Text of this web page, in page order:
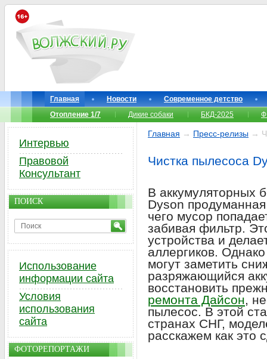
Главная Новости
Современное детство
Отопление 1/7
Дикие собаки БКД-2025
Главная → Пресс-релизы →
Чистка пылесоса
В аккумуляторных
Dyson
чего мусор
забивая фильтр.
устройства и
аллергиков.
могут заметить
разряжающийся
восстановить
ремонта Дайсон,
пылесос. В этой
странах СНГ,
расскажем как это
Интервью
Правовой
Консультант
ПОИСК
Использование
информации сайта
Условия
использования
сайта
ФОТОРЕПОРТАЖИ